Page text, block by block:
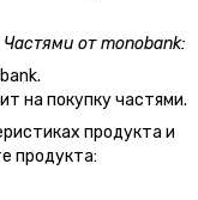
от monobank:
на покупку частями.
продукта и
продукта: